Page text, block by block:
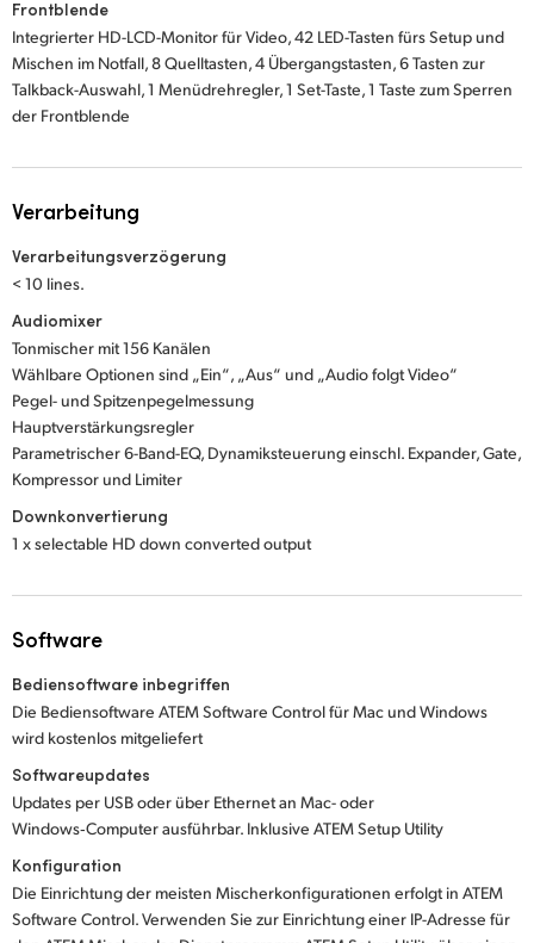
Frontblende
Integrierter HD-LCD-Monitor für Video, 42 LED-Tasten fürs Setup und
Mischen im Notfall, 8 Quelltasten, 4 Übergangstasten, 6 Tasten zur
Talkback-Auswahl, 1 Menüdrehregler, 1 Set-Taste, 1 Taste zum Sperren
der Frontblende
Verarbeitung
Verarbeitungsverzögerung
< 10 lines.
Audiomixer
Tonmischer mit 156 Kanälen
Wählbare Optionen sind „Ein“, „Aus“ und „Audio folgt Video“
Pegel- und Spitzenpegelmessung
Hauptverstärkungsregler
Parametrischer 6-Band-EQ, Dynamiksteuerung einschl. Expander, Gate,
Kompressor und Limiter
Downkonvertierung
1 x selectable HD down converted output
Software
Bediensoftware inbegriffen
Die Bediensoftware ATEM Software Control für Mac und Windows
wird kostenlos mitgeliefert
Softwareupdates
Updates per USB oder über Ethernet an Mac- oder
Windows‑Computer ausführbar. Inklusive ATEM Setup Utility
Konfiguration
Die Einrichtung der meisten Mischerkonfigurationen erfolgt in ATEM
Software Control. Verwenden Sie zur Einrichtung einer IP-Adresse für